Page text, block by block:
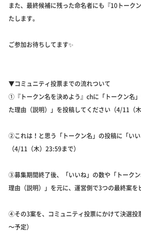
また、最終候補に残った命名者にも『10トーク
たします。
ご参加お待ちしてます✨️
▼コミュニティ投票までの流れついて
①『トークン名を決めよう』chに「トークン名
た理由（説明）」を投稿してください（4/11（
②これは！と思う「トークン名」の投稿に「い
（4/11（木）23:59まで）
③募集期間終了後、「いいね」の数や「トーク
理由（説明）」を元に、運営側で3つの最終案を
④その3案を、コミュニティ投票にかけて決選投
～予定）